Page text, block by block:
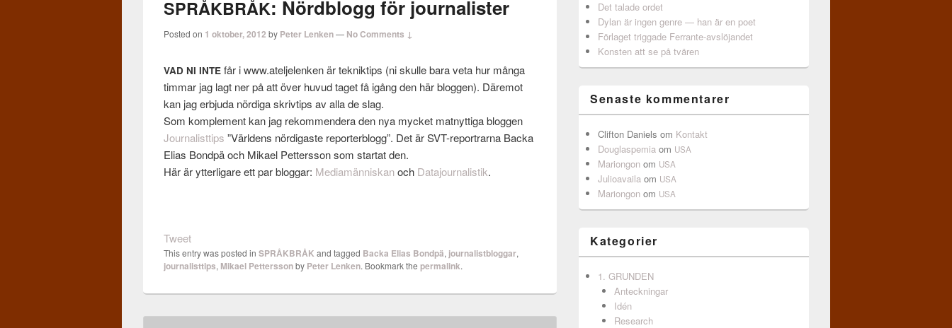
SPRÅKBRÅK: Nördblogg för journalister
Posted on 1 oktober, 2012 by Peter Lenken— No Comments ↓
VAD NI INTE får i www.ateljelenken är teknik­tips (ni skulle bara veta hur många
tim­mar jag lagt ner på att över huvud taget få igång den här bloggen). Däre­mot
kan jag erb­juda nördiga skrivtips av alla de slag.
Som kom­ple­ment kan jag rek­om­mendera den nya mycket mat­nyt­tiga bloggen
Jour­nal­ist­tips”Världens nördi­gaste reporterblogg”. Det är SVT-reportrarna Backa
Elias Bondpä och Mikael Pet­ters­son som star­tat den.
Här är ytterli­gare ett par blog­gar: Medi­amän­niskanoch Data­jour­nal­is­tik.
Tweet
This entry was posted inSPRÅKBRÅK and tagged Backa Elias Bondpä, journalistbloggar,
journalisttips, Mikael Petterssonby Peter Lenken. Bookmark thepermalink.
Det talade ordet
Dylan är ingen genre — han är en poet
Förlaget triggade Ferrante-avslöjandet
Konsten att se på tvären
Senaste kommentarer
Clifton Daniels om Kontakt
Douglaspemia om USA
Mariongon om USA
Julioavaila om USA
Mariongon om USA
Kategorier
1. GRUNDEN
Anteckningar
Idén
Research